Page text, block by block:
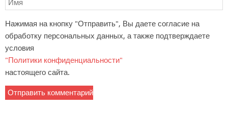
Нажимая на кнопку "Отправить", Вы даете согласие на
обработку персональных данных, а также подтверждаете
условия
"Политики конфиденциальности"
настоящего сайта.